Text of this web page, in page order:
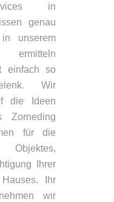
in
genau
unserem
ermitteln
einfach so
Wir
die Ideen
Zorneding
für die
Objektes,
Ihrer
Ihr
wir